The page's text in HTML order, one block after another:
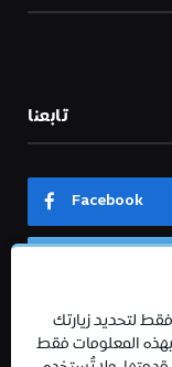
تابعنا
Facebook
Telegram
لتحديد زيارتك
المعلومات فقط